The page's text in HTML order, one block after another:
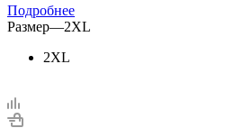
Подробнее
Размер—2XL
2XL